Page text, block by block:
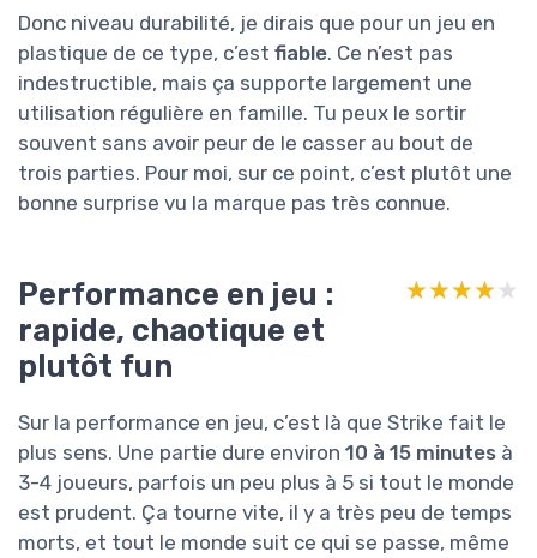
Donc niveau durabilité, je dirais que pour un jeu en
plastique de ce type, c’est fiable. Ce n’est pas
indestructible, mais ça supporte largement une
utilisation régulière en famille. Tu peux le sortir
souvent sans avoir peur de le casser au bout de
trois parties. Pour moi, sur ce point, c’est plutôt une
bonne surprise vu la marque pas très connue.
Performance en jeu :
rapide, chaotique et
plutôt fun
★★★★★
★★★★★
Sur la performance en jeu, c’est là que Strike fait le
plus sens. Une partie dure environ 10 à 15 minutes à
3-4 joueurs, parfois un peu plus à 5 si tout le monde
est prudent. Ça tourne vite, il y a très peu de temps
morts, et tout le monde suit ce qui se passe, même